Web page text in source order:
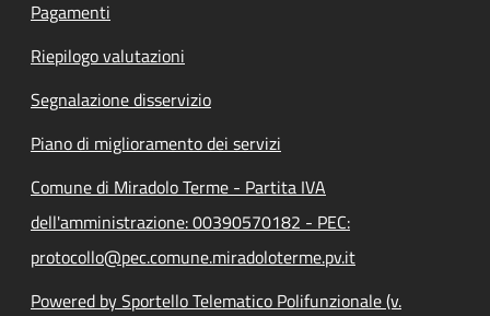
Pagamenti
Riepilogo valutazioni
Segnalazione disservizio
Piano di miglioramento dei servizi
Comune di Miradolo Terme - Partita IVA
dell'amministrazione: 00390570182 - PEC:
protocollo@pec.comune.miradoloterme.pv.it
Powered by Sportello Telematico Polifunzionale (v.